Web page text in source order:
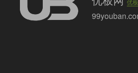
优